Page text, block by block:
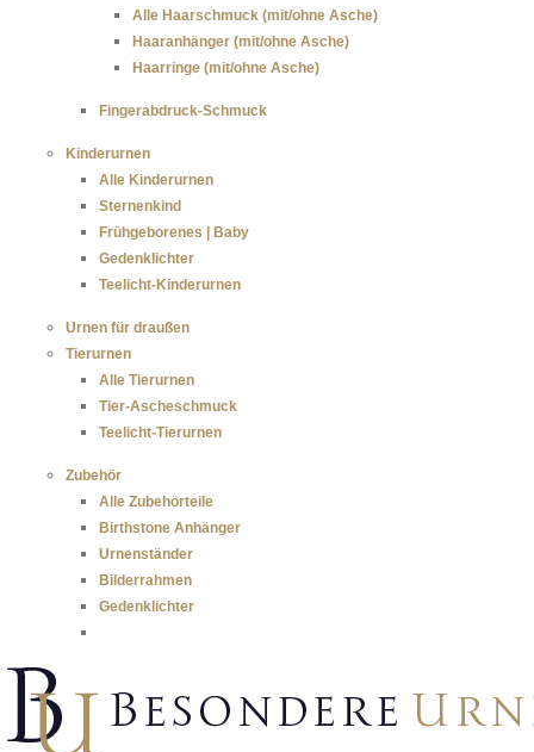
Alle Haarschmuck (mit/ohne Asche)
Haaranhänger (mit/ohne Asche)
Haarringe (mit/ohne Asche)
Fingerabdruck-Schmuck
Kinderurnen
Alle Kinderurnen
Sternenkind
Frühgeborenes | Baby
Gedenklichter
Teelicht-Kinderurnen
Urnen für draußen
Tierurnen
Alle Tierurnen
Tier-Ascheschmuck
Teelicht-Tierurnen
Zubehör
Alle Zubehörteile
Birthstone Anhänger
Urnenständer
Bilderrahmen
Gedenklichter